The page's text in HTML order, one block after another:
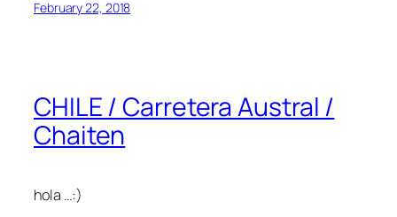
February 22, 2018
CHILE / Carretera Austral /
Chaiten
hola …:)